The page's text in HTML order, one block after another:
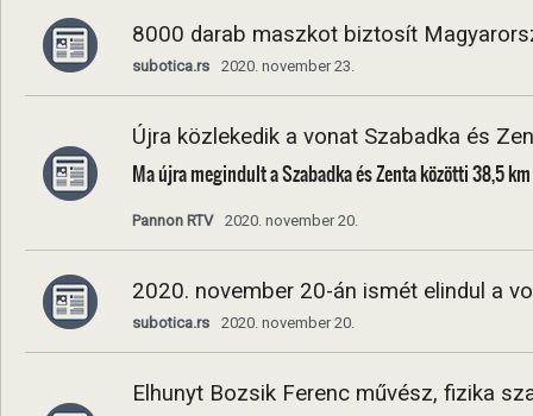
8000 darab maszkot biztosít
subotica.rs 2020. november 23.
Újra közlekedik a vonat Szabadka és
Ma újra megindult a Szabadka és Zenta közötti 38,5
Pannon RTV 2020. november 20.
2020. november 20-án ismét elindul a
subotica.rs 2020. november 20.
Elhunyt Bozsik Ferenc művész, fizika